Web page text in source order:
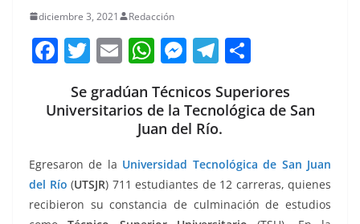
diciembre 3, 2021 Redacción
F
c
e
b
o
o
T
itt
er
E
ai
l
W
at
s
A
p
p
M
ss
e
n
g
er
T
e
gr
a
m
m
p
ar
tir
Se gradúan Técnicos Superiores
Universitarios de la Tecnológica de San
Juan del Río.
Egresaron de la Universidad Tecnológica de San Juan
del Río (UTSJR) 711 estudiantes de 12 carreras, quienes
recibieron su constancia de culminación de estudios